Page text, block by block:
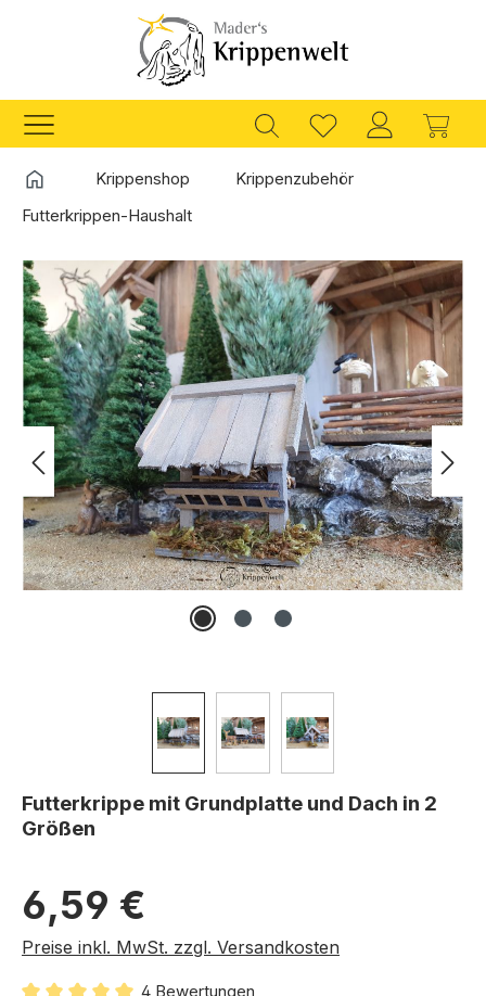
Zum Hauptinhalt springen
StartseiteKrippenshop
Krippenzubehör
Futterkrippen-Haushalt
Bildergalerie überspringen
Futterkrippe mit Grundplatte und Dach in 2
Größen
Regulärer Preis:
6,59 €
Preise inkl. MwSt. zzgl. Versandkosten
4 Bewertungen